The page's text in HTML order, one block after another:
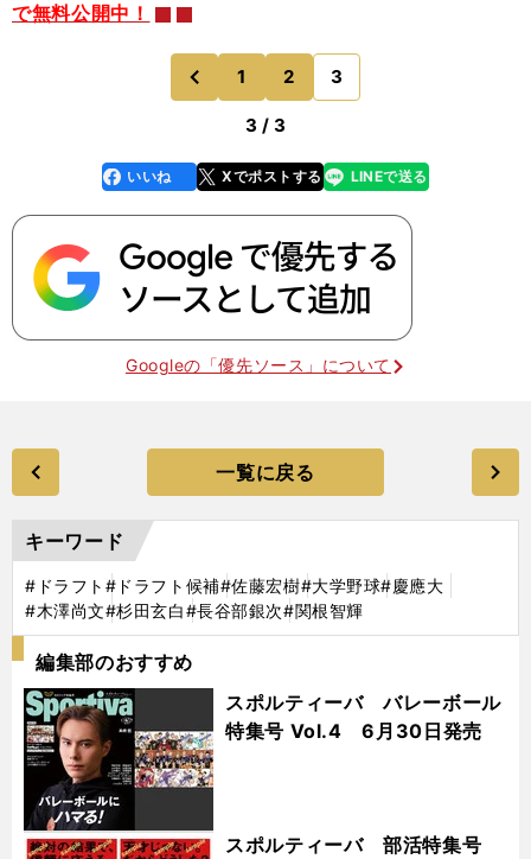
で無料公開中！
前
のページへ
1 2 3
3 / 3
faceboo
k
いいね Xでポストする
line LINEで送る
Googleの「優先ソース」について
一覧に戻る
キーワード
#ドラフト #ドラフト候補#佐藤宏樹#大学野球#慶應大
#木澤尚文#杉田玄白#長谷部銀次#関根智輝
編集部のおすすめ
スポルティーバ バレーボール
特集号 Vol.4 6月30日発売
スポルティーバ 部活特集号